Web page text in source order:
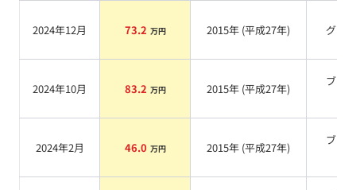
2024年12月 73.2 万円 2015年 (平成27年) グレー
2024年10月 83.2 万円 2015年 (平成27年)
ブラ
2024年2月 46.0 万円 2015年 (平成27年)
ブラ